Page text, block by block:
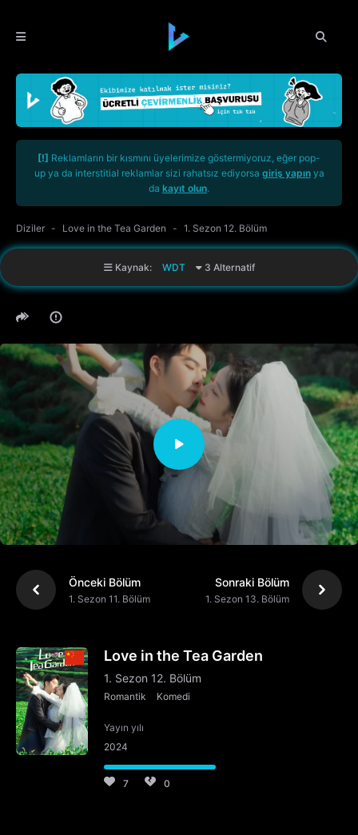
[!] Reklamların bir kısmını üyelerimize göstermiyoruz, eğer pop-
up ya da interstitial reklamlar sizi rahatsız ediyorsa giriş yapınya
da kayıt olun.
Diziler Love in the Tea Garden 1. Sezon 12. Bölüm
Kaynak: WDT 3 Alternatif
Önceki Bölüm
1. Sezon 11. Bölüm
Sonraki Bölüm
1. Sezon 13. Bölüm
Love in the Tea Garden
1. Sezon 12. Bölüm
Romantik Komedi
Yayın yılı
2024
7 0